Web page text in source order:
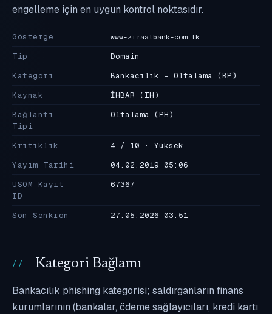
engelleme için en uygun kontrol noktasıdır.
Gösterge www-ziraatbank-com.tk
Tip
Domain
Kategori
Bankacılık - Oltalama (BP)
Kaynak
İHBAR (IH)
Bağlantı
Tipi
Oltalama (PH)
Kritiklik
4 / 10 · Yüksek
Yayım Tarihi
04.02.2019 05:06
USOM Kayıt
ID
67367
Son Senkron 27.05.2026 03:51
Kategori Bağlamı
Bankacılık phishing kategorisi; saldırganların finans
kurumlarının (bankalar, ödeme sağlayıcıları, kredi kartı